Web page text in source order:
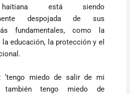
está siendo
despojada de sus
fundamentales, como la
educación, la protección y el
‘tengo miedo de salir de mi
también tengo miedo de